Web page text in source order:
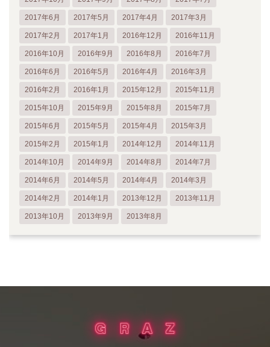
2017年6月 2017年5月 2017年4月 2017年3月
2017年2月 2017年1月 2016年12月 2016年11月
2016年10月 2016年9月 2016年8月 2016年7月
2016年6月 2016年5月 2016年4月 2016年3月
2016年2月 2016年1月 2015年12月 2015年11月
2015年10月 2015年9月 2015年8月 2015年7月
2015年6月 2015年5月 2015年4月 2015年3月
2015年2月 2015年1月 2014年12月 2014年11月
2014年10月 2014年9月 2014年8月 2014年7月
2014年6月 2014年5月 2014年4月 2014年3月
2014年2月 2014年1月 2013年12月 2013年11月
2013年10月 2013年9月 2013年8月